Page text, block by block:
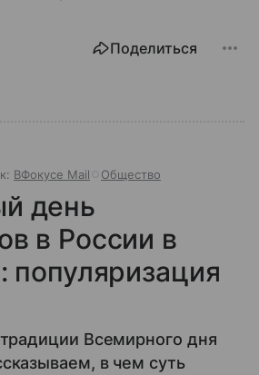
Поделиться
ВФокусе Mail Общество
день
в России в
популяризация
Всемирного дня
в чем суть